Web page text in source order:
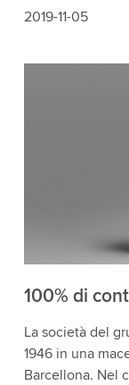
2019-11-05
100% di
La società del
1946 in una
Barcellona. Nel